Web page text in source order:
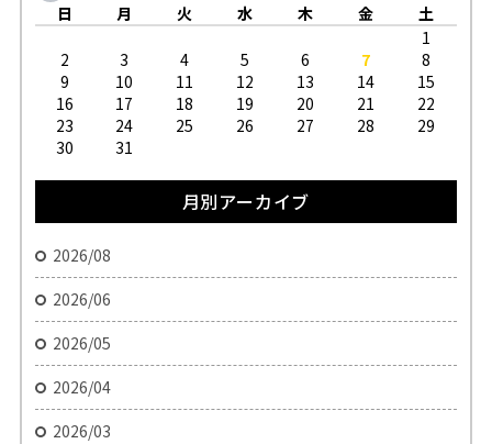
日
月 火 水 木 金
土
1
2
3 4 5 6 7
8
9
10 11 12 13 14
15
16
17 18 19 20 21
22
23
24 25 26 27 28
29
30
31
月別アーカイブ
2026/08
2026/06
2026/05
2026/04
2026/03